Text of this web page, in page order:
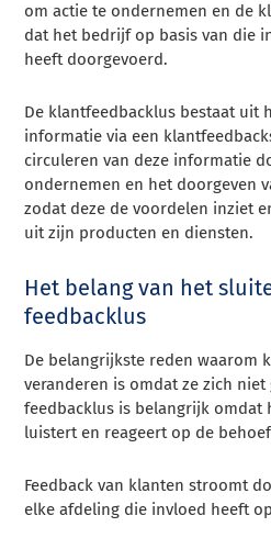
om actie te ondernemen en de
dat het bedrijf op basis van die
heeft doorgevoerd.
De klantfeedbacklus bestaat uit
informatie via een
circuleren van deze informatie
ondernemen en het doorgeven
zodat deze de voordelen inziet
uit zijn producten en diensten.
Het belang van het
feedbacklus
De belangrijkste reden waarom
veranderen is omdat ze zich
feedbacklus is belangrijk omdat
luistert en reageert op de
Feedback van klanten stroomt
elke afdeling die invloed heeft